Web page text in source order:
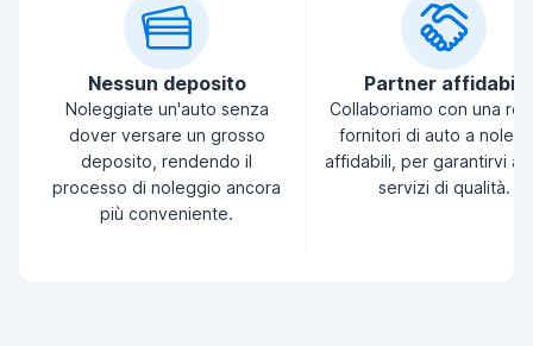
Nessun deposito
Noleggiate un'auto senza
dover versare un grosso
deposito, rendendo il
processo di noleggio ancora
più conveniente.
Partner affidabili
Collaboriamo con una
fornitori di auto a
affidabili, per garantirvi
servizi di qualità.